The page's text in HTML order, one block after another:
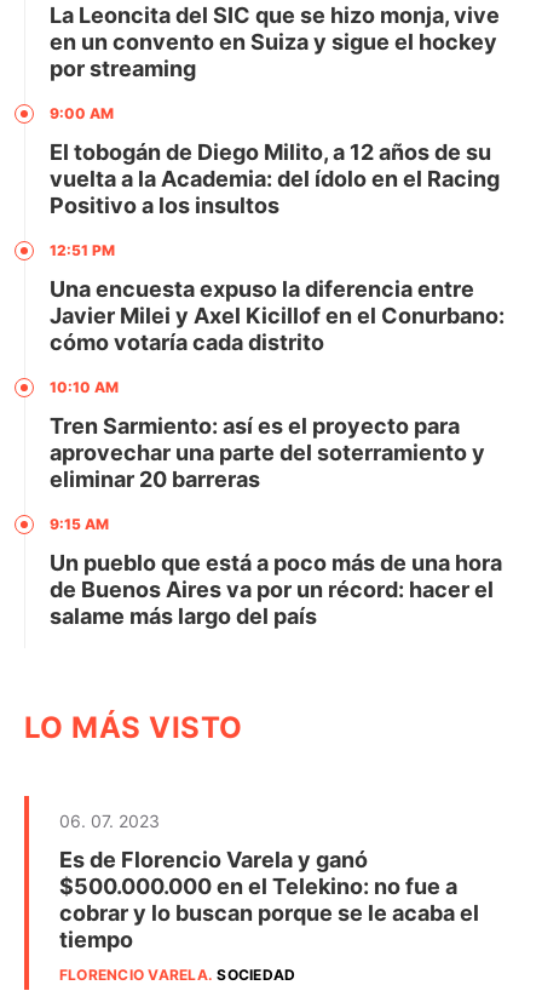
La Leoncita del SIC que se hizo monja, vive
en un convento en Suiza y sigue el hockey
por streaming
9:00 AM
El tobogán de Diego Milito, a 12 años de su
vuelta a la Academia: del ídolo en el Racing
Positivo a los insultos
12:51 PM
Una encuesta expuso la diferencia entre
Javier Milei y Axel Kicillof en el Conurbano:
cómo votaría cada distrito
10:10 AM
Tren Sarmiento: así es el proyecto para
aprovechar una parte del soterramiento y
eliminar 20 barreras
9:15 AM
Un pueblo que está a poco más de una hora
de Buenos Aires va por un récord: hacer el
salame más largo del país
LO MÁS VISTO
06. 07. 2023
Es de Florencio Varela y ganó
$500.000.000 en el Telekino: no fue a
cobrar y lo buscan porque se le acaba el
tiempo
FLORENCIO VARELA.SOCIEDAD